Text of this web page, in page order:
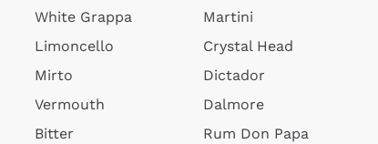
White Grappa
Limoncello
Mirto
Vermouth
Bitter
Martini
Crystal Head
Dictador
Dalmore
Rum Don Papa